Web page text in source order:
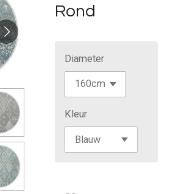
Rond
Diameter
Kleur